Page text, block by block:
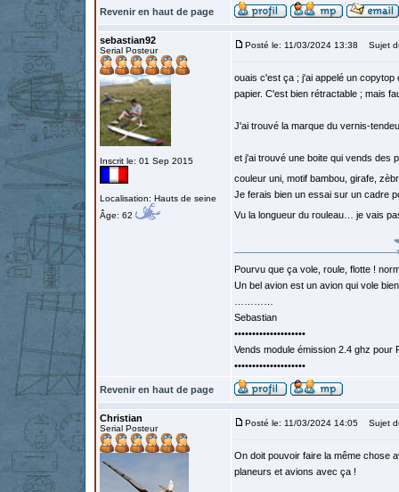
Revenir en haut de page
sebastian92
Serial Posteur
Inscrit le: 01 Sep 2015
Localisation: Hauts de seine
Âge: 62
Posté le: 11/03/2024 13:38 Sujet
ouais c'est ça ; j'ai appelé un
papier. C'est bien rétractable ; mais
J'ai trouvé la marque du vernis-
et j'ai trouvé une boite qui vends des
couleur uni, motif bambou, girafe,
Je ferais bien un essai sur un cadre
Vu la longueur du rouleau… je vais
Pourvu que ça vole, roule, flotte !
Un bel avion est un avion qui vole
Sebastian
••••••••••••••••••••
Vends module émission 2.4 ghz
••••••••••••••••••••
Revenir en haut de page
Christian
Serial Posteur
Posté le: 11/03/2024 14:05 Sujet
On doit pouvoir faire la même chose
planeurs et avions avec ça !